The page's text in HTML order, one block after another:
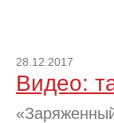
28.12.2017
Видео: